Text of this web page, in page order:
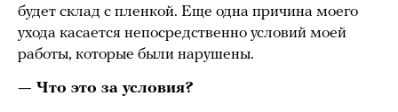
будет склад с пленкой. Еще одна причина моего
ухода касается непосредственно условий моей
работы, которые были нарушены.
— Что это за условия?